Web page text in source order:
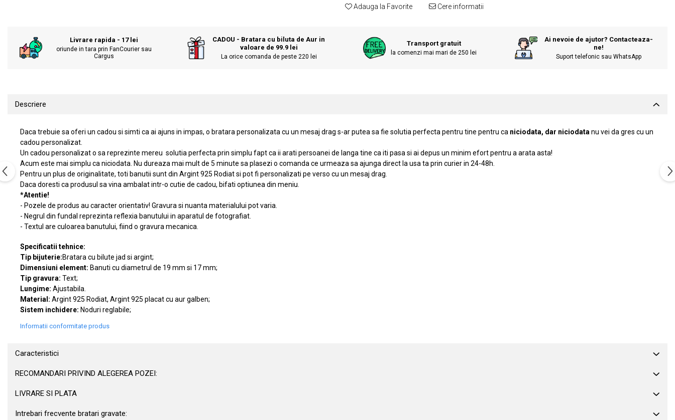
Moto
Chei auto
Brelocuri cu mesaje amuzante
Nou nascuti
1 an
60 ani
Adauga la Favorite Cere informatii
Livrare rapida - 17 lei
oriunde in tara prin FanCourier sau
Cargus
CADOU - Bratara cu biluta de Aur in
valoare de 99.9 lei
La orice comanda de peste 220 lei
Transport gratuit
la comenzi mai mari de 250 lei
Ai nevoie de ajutor? Contacteaza-
ne!
Suport telefonic sau WhatsApp
Descriere
Daca trebuie sa oferi un cadou si simti ca ai ajuns in impas, o bratara personalizata cu un mesaj drag s-ar putea sa fie solutia perfecta pentru tine pentru ca niciodata, dar niciodata nu vei da gres cu un
cadou personalizat.
Un cadou personalizat o sa reprezinte mereu solutia perfecta prin simplu fapt ca ii arati persoanei de langa tine ca iti pasa si ai depus un minim efort pentru a arata asta!
Acum este mai simplu ca niciodata. Nu dureaza mai mult de 5 minute sa plasezi o comanda ce urmeaza sa ajunga direct la usa ta prin curier in 24-48h.
Pentru un plus de originalitate, toti banutii sunt din Argint 925 Rodiat si pot fi personalizati pe verso cu un mesaj drag.
Daca doresti ca produsul sa vina ambalat intr-o cutie de cadou, bifati optiunea din meniu.
*Atentie!
- Pozele de produs au caracter orientativ! Gravura si nuanta materialului pot varia.
- Negrul din fundal reprezinta reflexia banutului in aparatul de fotografiat.
- Textul are culoarea banutului, fiind o gravura mecanica.
Specificatii tehnice:
Tip bijuterie:Bratara cu bilute jad si argint;
Dimensiuni element: Banuti cu diametrul de 19 mm si 17 mm;
Tip gravura: Text;
Lungime: Ajustabila.
Material: Argint 925 Rodiat, Argint 925 placat cu aur galben;
Sistem inchidere: Noduri reglabile;
Informatii conformitate produs
Caracteristici
RECOMANDARI PRIVIND ALEGEREA POZEI:
LIVRARE SI PLATA
Intrebari frecvente bratari gravate: